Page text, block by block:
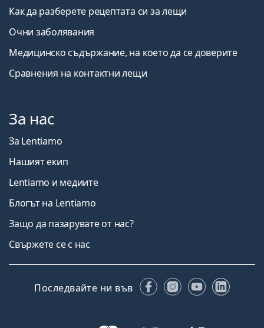
Как да разберете рецептата си за лещи
Очни заболявания
Медицинско съдържание, на което да се доверите
Сравнения на контактни лещи
За нас
За Lentiamo
Нашият екип
Lentiamo и медиите
Блогът на Lentiamo
Защо да пазарувате от нас?
Свържете се с нас
Последвайте ни във FacebookInstagram
YouTube